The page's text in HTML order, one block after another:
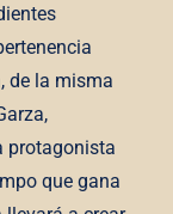
de la misma
protagonista
que gana